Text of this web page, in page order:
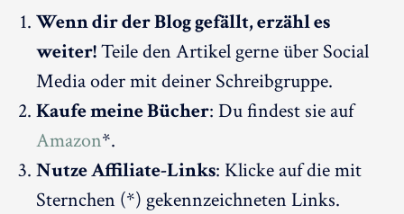
Wenn dir der Blog gefällt, erzähl es
weiter!Teile den Artikel gerne über Social
Media oder mit deiner Schreibgruppe.
Kaufe meine Bücher: Du findest sie auf
Amazon*.
Nutze Affiliate-Links: Klicke auf die mit
Sternchen (*) gekennzeichneten Links.